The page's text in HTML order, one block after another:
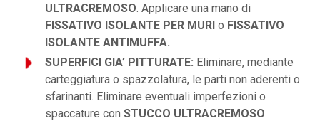
ULTRACREMOSO . Applicare una mano di
FISSATIVO ISOLANTE PER MURI o FISSATIVO
ISOLANTE ANTIMUFFA.
SUPERFICI GIA’ PITTURATE: Eliminare, mediante
carteggiatura o spazzolatura, le parti non aderenti o
sfarinanti. Eliminare eventuali imperfezioni o
spaccature con STUCCO ULTRACREMOSO